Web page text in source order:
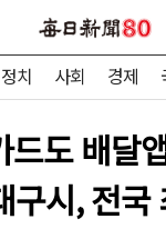
정치 사회 경제
드도 배달
시, 전국